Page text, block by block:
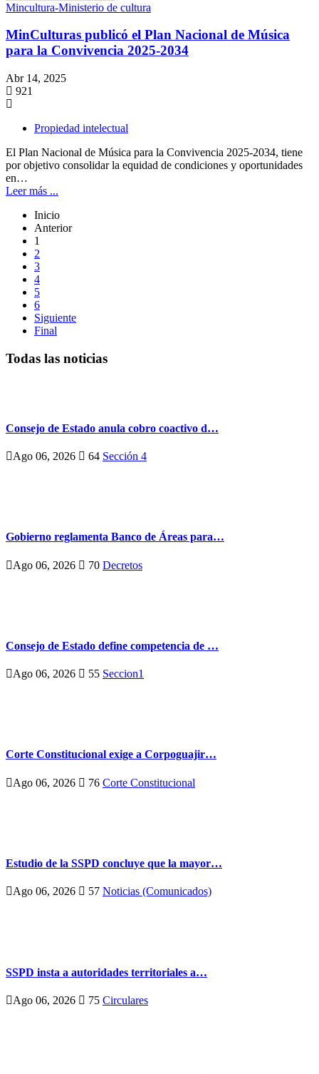
Mincultura-Ministerio de cultura
MinCulturas publicó el Plan Nacional de Música
para la Convivencia 2025-2034
Abr 14, 2025
921
Propiedad intelectual
El Plan Nacional de Música para la Convivencia 2025-2034, tiene
por objetivo consolidar la equidad de condiciones y oportunidades
en…
Leer más ...
Inicio
Anterior
1
2
3
4
5
6
Siguiente
Final
Todas las noticias
Consejo de Estado anula cobro coactivo d…
Ago 06, 2026 64 Sección 4
Gobierno reglamenta Banco de Áreas para…
Ago 06, 2026 70 Decretos
Consejo de Estado define competencia de …
Ago 06, 2026 55 Seccion1
Corte Constitucional exige a Corpoguajir…
Ago 06, 2026 76 Corte Constitucional
Estudio de la SSPD concluye que la mayor…
Ago 06, 2026 57 Noticias (Comunicados)
SSPD insta a autoridades territoriales a…
Ago 06, 2026 75 Circulares